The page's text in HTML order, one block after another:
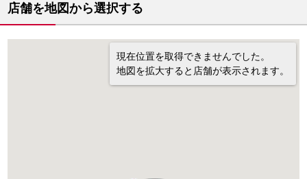
店舗を地図から選択する
現在位置を取得できませんでした。
地図を拡大すると店舗が表示されます。